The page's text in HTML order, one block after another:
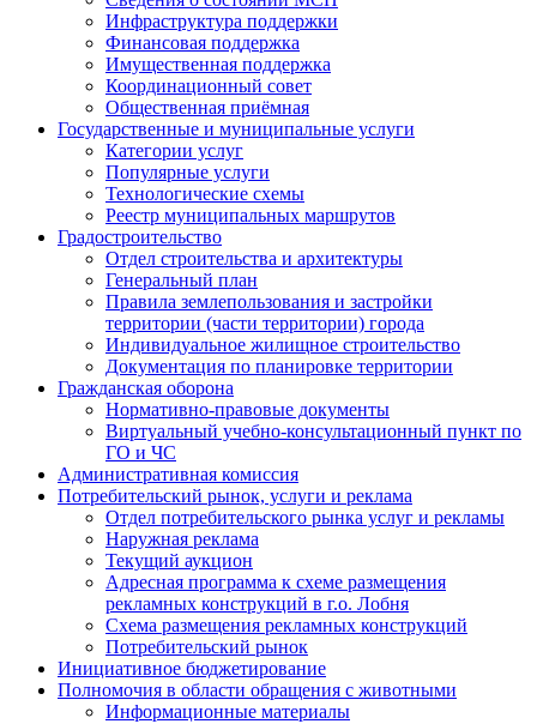
Инфраструктура поддержки
Финансовая поддержка
Имущественная поддержка
Координационный совет
Общественная приёмная
Государственные и муниципальные услуги
Категории услуг
Популярные услуги
Технологические схемы
Реестр муниципальных маршрутов
Градостроительство
Отдел строительства и архитектуры
Генеральный план
Правила землепользования и застройки
территории (части территории) города
Индивидуальное жилищное строительство
Документация по планировке территории
Гражданская оборона
Н​ормативно-правовые документы
Виртуальный учебно-консультационный пункт по
ГО и ЧС
Административная комиссия
Потребительский рынок, услуги и реклама
Отдел потребительского рынка услуг и рекламы
Наружная реклама
Текущий аукцион
Адресная программа к схеме размещения
рекламных конструкций в г.о. Лобня
Схема размещения рекламных конструкций
Потребительский рынок
Инициативное бюджетирование
Полномочия в области обращения с животными
Информационные материалы